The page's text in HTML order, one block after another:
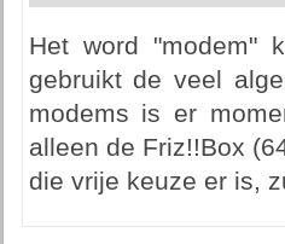
Het word "modem"
gebruikt de veel
modems is er
alleen de Friz!!Box
die vrije keuze er is,